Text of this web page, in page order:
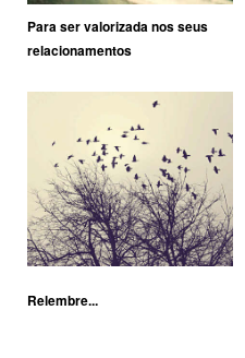
Para ser valorizada nos seus
relacionamentos
Relembre...